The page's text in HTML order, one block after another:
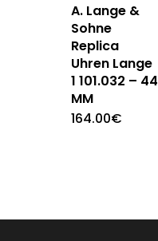
A. Lange &
Sohne
Replica
Uhren Lange
1 101.032 – 44
MM
164.00€